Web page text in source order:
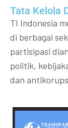
Tata Kelola
TI Indonesia
di berbagai
partisipasi
politik,
dan